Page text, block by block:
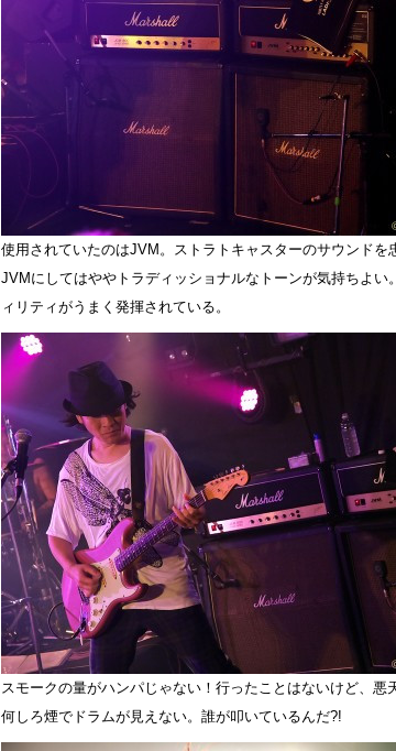
使用されていたのはJVM。ストラトキャスターのサウンドを
JVMにしてはややトラディッショナルなトーンが気持ちよい
ィリティがうまく発揮されている。
スモークの量がハンパじゃない！行ったことはないけど、悪
何しろ煙でドラムが見えない。誰が叩いているんだ?!